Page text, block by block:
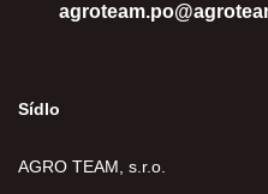
Sídlo
AGRO TEAM, s.r.o.